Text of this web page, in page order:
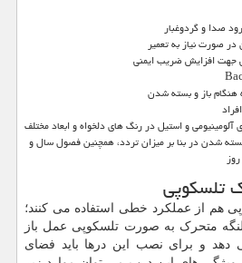
صدا و گردوغبار
صورت نیاز به تعمیر
جهت افزایش ضریب ایمنی
هنگام باز و بسته شدن
آلومینیومی و استیل در رنگ های دلخواه و ابعاد مختلف
شدن در بنا بر میزان تردد، همچنین فصول سال و
تلسکوپی
هم از عملکرد خطی استفاده می کنند؛
متحرک به صورت تلسکوپی عمل باز
و برای نصب این درها باید فضای